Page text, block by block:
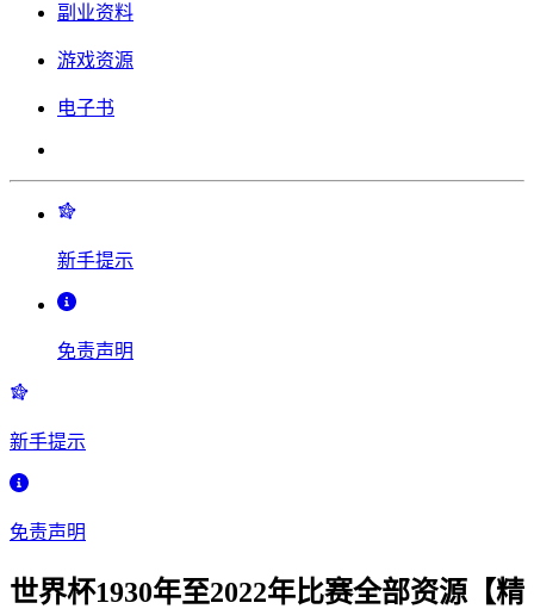
副业资料
游戏资源
电子书
新手提示
免责声明
新手提示
免责声明
世界杯1930年至2022年比赛全部资源【精